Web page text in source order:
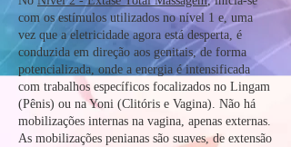
com os estímulos utilizados no nível 1 e, uma
vez que a eletricidade agora está desperta, é
conduzida em direção aos genitais, de forma
potencializada, onde a energia é intensificada
com trabalhos específicos focalizados no Lingam
(Pênis) ou na Yoni (Clitóris e Vagina). Não há
mobilizações internas na vagina, apenas externas.
As mobilizações penianas são suaves, de extensão